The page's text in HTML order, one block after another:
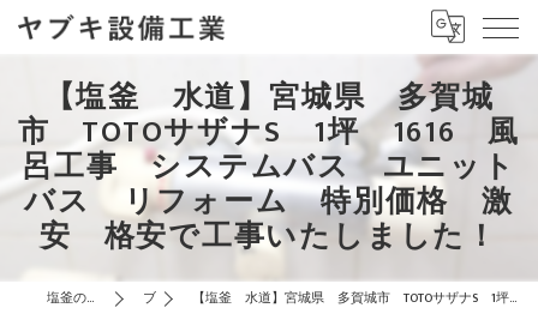
【塩釜 水道】宮城県 多賀城
市 TOTOサザナS 1坪 1616 風
呂工事 システムバス ユニット
バス リフォーム 特別価格 激
安 格安で工事いたしました！
塩釜の水道はヤブキ設備工業 ブログ 【塩釜 水道】宮城県 多賀城市 TOTOサザナS 1坪 1616 風呂工事 システムバス ユニットバス リフォーム 特別価格 激安 格安で工事いたしました！